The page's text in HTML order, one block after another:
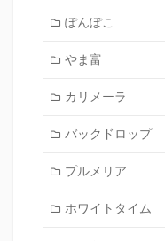
ぽんぽこ
やま富
カリメーラ
バックドロップ
プルメリア
ホワイトタイム